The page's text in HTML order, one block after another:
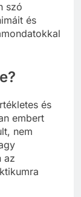
szó
és
és
embert
nem
az